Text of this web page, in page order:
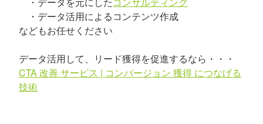
・データ活用によるコンテンツ作成
などもお任せください
データ活用して、リード獲得を促進するなら・・・
CTA 改善 サービス | コンバージョン 獲得 につなげる
技術